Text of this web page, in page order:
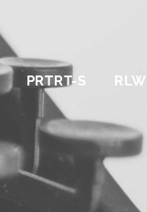
PRTRT-S